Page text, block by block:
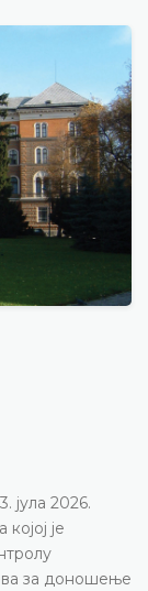
јула 2026.
је
за доношење